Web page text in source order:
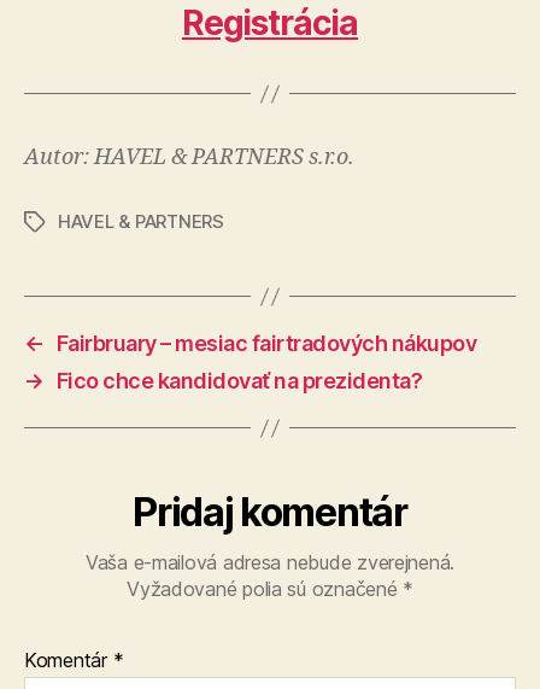
Registrácia
Autor: HAVEL & PARTNERS s.r.o.
ZnačkyHAVEL & PARTNERS
←
Fairbruary – mesiac fairtradových nákupov
→
Fico chce kandidovať na prezidenta?
Pridaj komentár
Vaša e-mailová adresa nebude zverejnená.
Vyžadované polia sú označené *
Komentár *